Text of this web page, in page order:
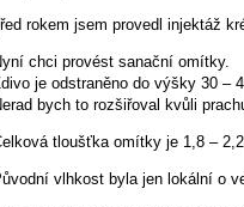
rokem jsem provedl injektáž
chci provést sanační omítky.
je odstraněno do výšky 30 –
bych to rozšiřoval kvůli
tloušťka omítky je 1,8 –
vlhkost byla jen lokální o